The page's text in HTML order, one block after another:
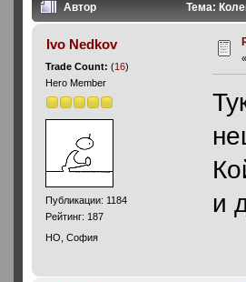
Автор Тема:
Ivo Nedkov
Trade Count:(16)
Hero Member
Публикации: 1184
Рейтинг: 187
HO, София
и